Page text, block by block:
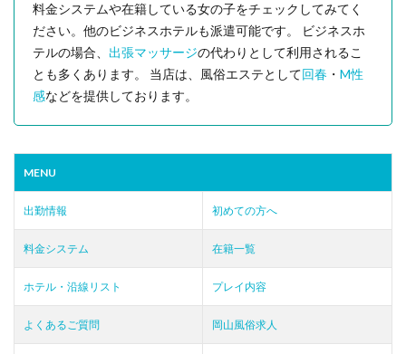
料金システムや在籍している女の子をチェックしてみてく
ださい。他のビジネスホテルも派遣可能です。 ビジネスホ
テルの場合、 出張マッサージの代わりとして利用されるこ
とも多くあります。 当店は、風俗エステとして回春 ・ M性
感などを提供しております。
MENU
出勤情報 初めての方へ
料金システム 在籍一覧
ホテル・沿線リスト プレイ内容
よくあるご質問 岡山風俗求人